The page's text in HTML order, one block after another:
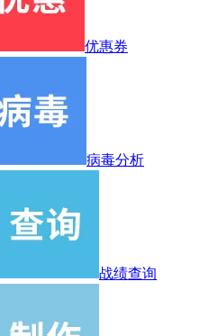
优惠券
病毒分析
战绩查询